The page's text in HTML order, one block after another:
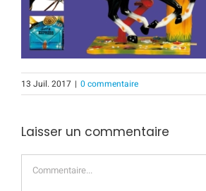
13 Juil. 2017 | 0 commentaire
Laisser un commentaire